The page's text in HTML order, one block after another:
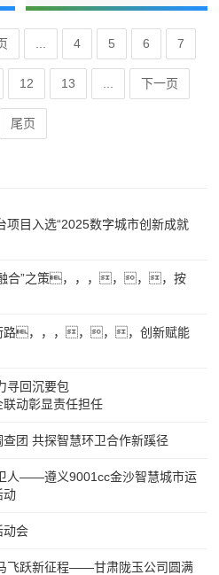
4 5 6 7
12 13 下一页
尾页
项目入选“2025数字城市创新成就
融合”之策，，，，，，按
路，，，，，，创新赋能
寻回沉要包
动彰显责任担任
查团 共探智慧环卫合作新蹊径
人——遵义9001cc金沙智慧城市运
动
动会
飞跃新征程——甘肃陇玉公司圆满